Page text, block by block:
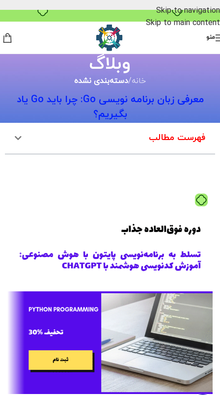
Skip to navigation
Skip to main content
منو
وبلاگ
خانه/دسته‌بندی نشده
معرفی زبان برنامه نویسی Go: چرا باید Go یاد
بگیریم؟
فهرست مطالب